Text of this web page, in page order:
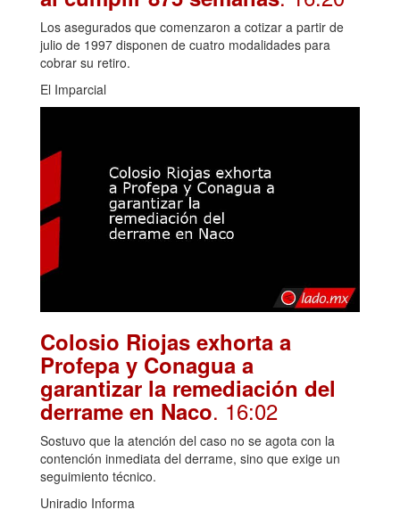
Los asegurados que comenzaron a cotizar a partir de
julio de 1997 disponen de cuatro modalidades para
cobrar su retiro.
El Imparcial
Colosio Riojas exhorta a
Profepa y Conagua a
garantizar la remediación del
derrame en Naco. 16:02
Sostuvo que la atención del caso no se agota con la
contención inmediata del derrame, sino que exige un
seguimiento técnico.
Uniradio Informa